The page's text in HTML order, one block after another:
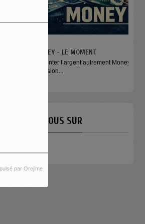
par Orejime
- LE MOMENT
l’argent autrement Money est
NOUS SUR